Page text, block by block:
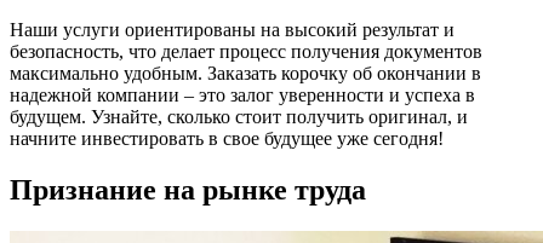
Наши услуги ориентированы на высокий результат и
безопасность, что делает процесс получения документов
максимально удобным. Заказать корочку об окончании в
надежной компании – это залог уверенности и успеха в
будущем. Узнайте, сколько стоит получить оригинал, и
начните инвестировать в свое будущее уже сегодня!
Признание на рынке труда